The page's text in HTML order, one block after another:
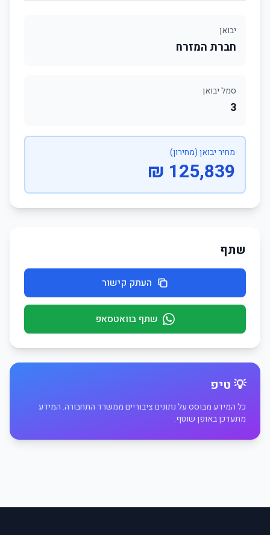
יבואן
חברת המזרח
סמל יבואן
3
מחיר יבואן (מחירון)
125,839 ₪
שתף
העתק קישור
שתף בוואטסאפ
💡 טיפ
כל המידע מבוסס על נתונים ציבוריים ממשרד התחבורה. המידע
מתעדכן באופן שוטף.